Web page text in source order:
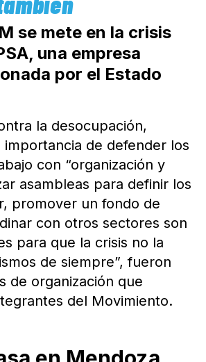
se mete en la crisis
una empresa
por el Estado
la desocupación,
importancia de defender los
con “organización y
asambleas para definir los
promover un fondo de
con otros sectores son
para que la crisis no la
de siempre”, fueron
de organización que
del Movimiento.